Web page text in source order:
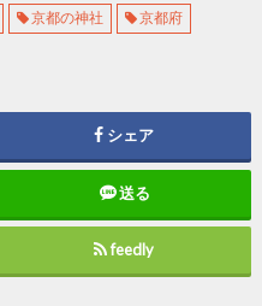
京都の神社 京都府
シェア
送る
feedly